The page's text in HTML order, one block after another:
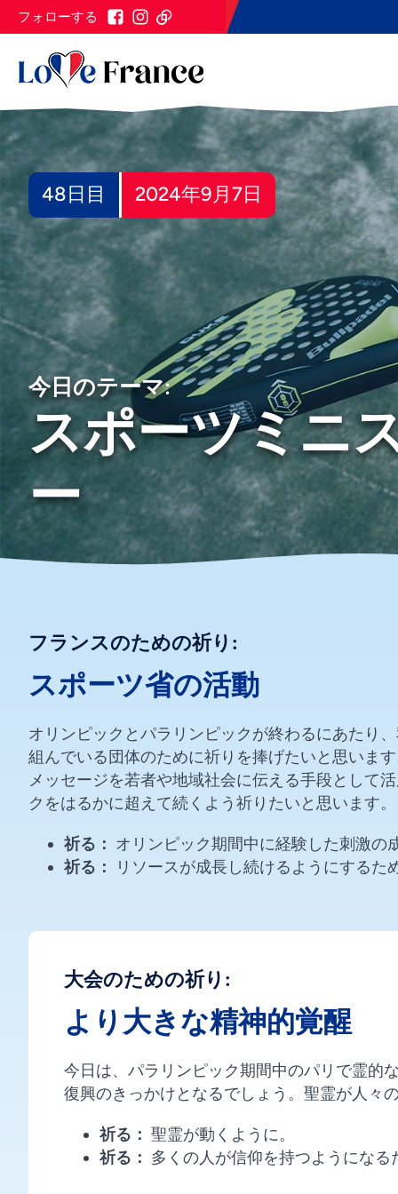
フォローする
48日目 2024年9月7日
今日のテーマ:
スポーツミニ
ー
フランスのための祈り:
スポーツ省の活動
オリンピックとパラリンピックが終わるにあたり
組んでいる団体のために祈りを捧げたいと思いま
メッセージを若者や地域社会に伝える手段として
クをはるかに超えて続くよう祈りたいと思います。
祈る： オリンピック期間中に経験した刺激の
祈る：
リソースが成長し続けるようにするた
大会のための祈り:
より大きな精神的覚醒
今日は、パラリンピック期間中のパリで霊的
復興のきっかけとなるでしょう。聖霊が人々
祈る： 聖霊が動くように。
祈る： 多くの人が信仰を持つようになる